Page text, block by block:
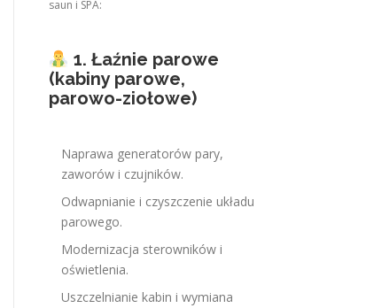
saun i SPA:
1. Łaźnie parowe
(kabiny parowe,
parowo-ziołowe)
Naprawa generatorów pary,
zaworów i czujników.
Odwapnianie i czyszczenie układu
parowego.
Modernizacja sterowników i
oświetlenia.
Uszczelnianie kabin i wymiana